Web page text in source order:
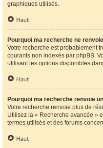
graphiques utilisés.
Haut
Pourquoi ma recherche ne
Votre recherche est probablement
courants non indexés par phpBB.
utilisant les options disponibles
Haut
Pourquoi ma recherche renvoie
Votre recherche renvoie plus de
Utilisez la « Recherche avancée »
termes utilisés et des forums
Haut